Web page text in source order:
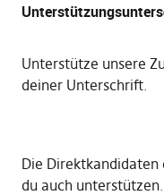
Unterstütze unsere
deiner Unterschrift.
Die Direktkandidaten
du auch unterstützen.